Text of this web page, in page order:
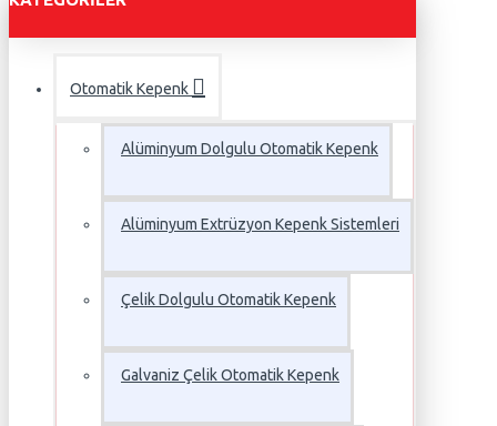
Otomatik Kepenk
Alüminyum Dolgulu Otomatik Kepenk
Alüminyum Extrüzyon Kepenk Sistemleri
Çelik Dolgulu Otomatik Kepenk
Galvaniz Çelik Otomatik Kepenk